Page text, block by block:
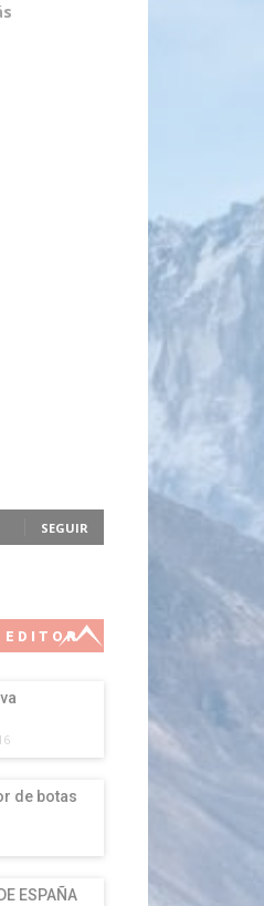
SEGUIR
EDITOR
de botas
ESPAÑA